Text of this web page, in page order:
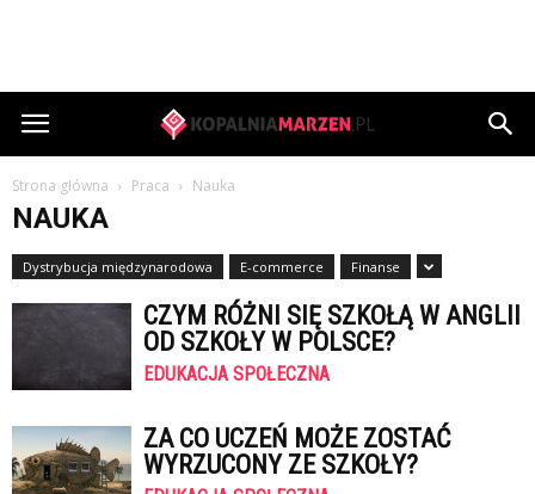
KopalniaMarzen.pl
Strona główna Praca Nauka
NAUKA
Dystrybucja międzynarodowa E-commerce Finanse
CZYM RÓŻNI SIĘ SZKOŁĄ W ANGLII
OD SZKOŁY W POLSCE?
EDUKACJA SPOŁECZNA
ZA CO UCZEŃ MOŻE ZOSTAĆ
WYRZUCONY ZE SZKOŁY?